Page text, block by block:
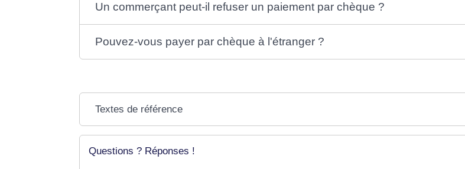
Un commerçant peut-il refuser un paiement par chèque ?
Pouvez-vous payer par chèque à l'étranger ?
Textes de référence
Questions ? Réponses !